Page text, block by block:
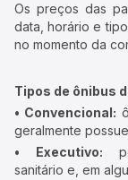
Os preços das
data, horário e
no momento da
Tipos de ônibus
• Convencional:
geralmente
• Executivo:
sanitário e, em